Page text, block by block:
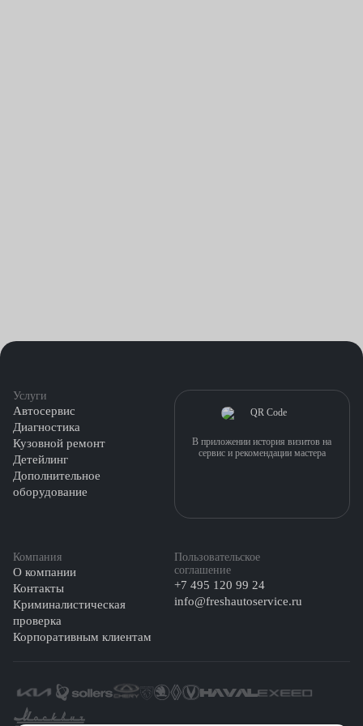
Услуги
Автосервис
Диагностика
Кузовной ремонт
Детейлинг
Дополнительное
оборудование
Компания
О компании
Контакты
Криминалистическая
проверка
Корпоративным клиентам
Пользовательское
соглашение
+7 495 120 99 24
info@freshautoservice.ru
В приложении история визитов на
сервис и рекомендации мастера